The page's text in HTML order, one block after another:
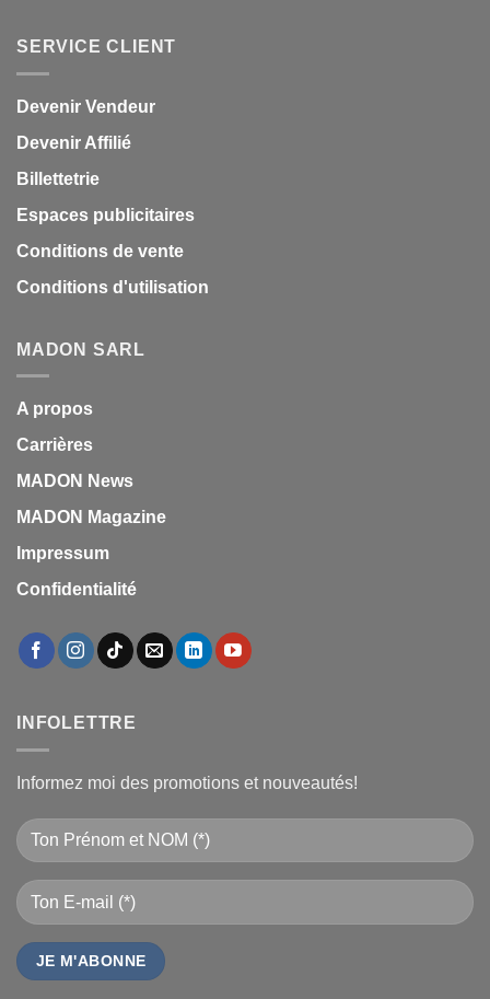
SERVICE CLIENT
Devenir Vendeur
Devenir Affilié
Billettetrie
Espaces publicitaires
Conditions de vente
Conditions d'utilisation
MADON SARL
A propos
Carrières
MADON News
MADON Magazine
Impressum
Confidentialité
INFOLETTRE
Informez moi des promotions et nouveautés!